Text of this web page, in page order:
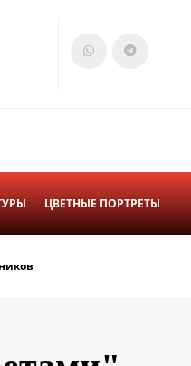
ЦВЕТНЫЕ ПОРТРЕТЫ